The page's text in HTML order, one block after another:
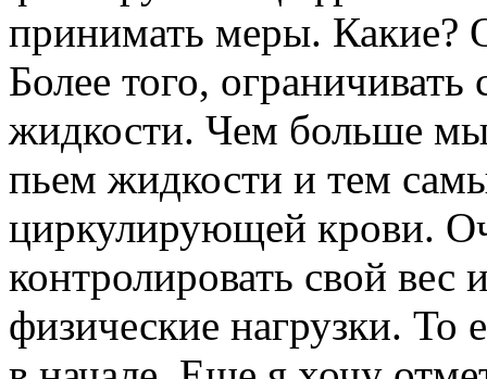
принимать меры. Какие?
Более того,
жидкости. Чем больше
пьем жидкости и тем
циркулирующей крови.
контролировать свой
физические нагрузки. То